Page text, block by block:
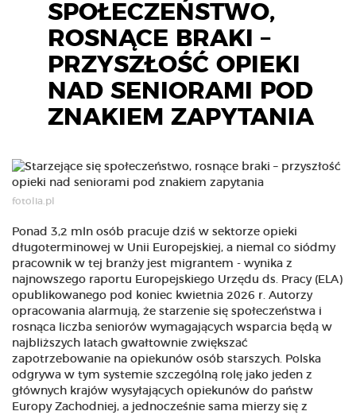
SPOŁECZEŃSTWO,
ROSNĄCE BRAKI –
PRZYSZŁOŚĆ OPIEKI
NAD SENIORAMI POD
ZNAKIEM ZAPYTANIA
fotolia.pl
Ponad 3,2 mln osób pracuje dziś w sektorze opieki
długoterminowej w Unii Europejskiej, a niemal co siódmy
pracownik w tej branży jest migrantem - wynika z
najnowszego raportu Europejskiego Urzędu ds. Pracy (ELA)
opublikowanego pod koniec kwietnia 2026 r. Autorzy
opracowania alarmują, że starzenie się społeczeństwa i
rosnąca liczba seniorów wymagających wsparcia będą w
najbliższych latach gwałtownie zwiększać
zapotrzebowanie na opiekunów osób starszych. Polska
odgrywa w tym systemie szczególną rolę jako jeden z
głównych krajów wysyłających opiekunów do państw
Europy Zachodniej, a jednocześnie sama mierzy się z